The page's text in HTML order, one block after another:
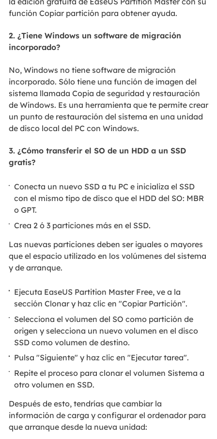
función Copiar partición para obtener ayuda.
2. ¿Tiene Windows un software de migración
incorporado?
No, Windows no tiene software de migración
incorporado. Sólo tiene una función de imagen del
sistema llamada Copia de seguridad y restauración
de Windows. Es una herramienta que te permite crear
un punto de restauración del sistema en una unidad
de disco local del PC con Windows.
3. ¿Cómo transferir el SO de un HDD a un SSD
gratis?
Conecta un nuevo SSD a tu PC e inicializa el SSD
con el mismo tipo de disco que el HDD del SO: MBR
o GPT.
Crea 2 ó 3 particiones más en el SSD.
Las nuevas particiones deben ser iguales o mayores
que el espacio utilizado en los volúmenes del sistema
y de arranque.
Ejecuta EaseUS Partition Master Free, ve a la
sección Clonar y haz clic en "Copiar Partición".
Selecciona el volumen del SO como partición de
origen y selecciona un nuevo volumen en el disco
SSD como volumen de destino.
Pulsa "Siguiente" y haz clic en "Ejecutar tarea".
Repite el proceso para clonar el volumen Sistema a
otro volumen en SSD.
Después de esto, tendrías que cambiar la
información de carga y configurar el ordenador para
que arranque desde la nueva unidad: